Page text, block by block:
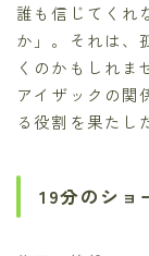
誰も信じてくれ
か」。それは、
くのかもしれま
アイザックの関
る役割を果たし
19分のショ